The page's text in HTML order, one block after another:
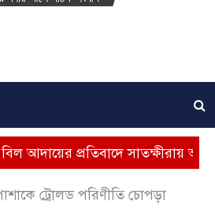
প্রতিবাদে সাতক্ষীরায় অবস্থান
ট্রোলড পরিণীতি চোপড়া